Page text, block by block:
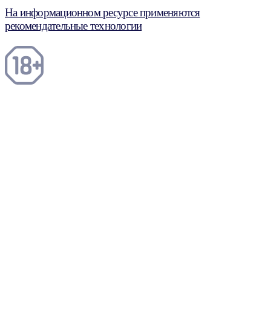
На информационном ресурсе применяются
рекомендательные технологии